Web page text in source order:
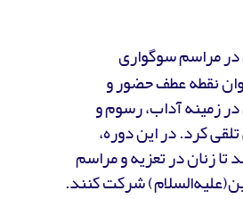
مراسم سوگواری
نقطه عطف حضور و
زمینه آداب، رسوم و
کرد. در این دوره،
زنان در تعزیه و مراسم
شرکت کنند.